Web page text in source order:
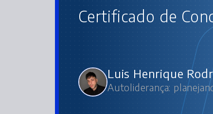
Certificado de
Luis Henrique
Autoliderança:
Autoliderança: